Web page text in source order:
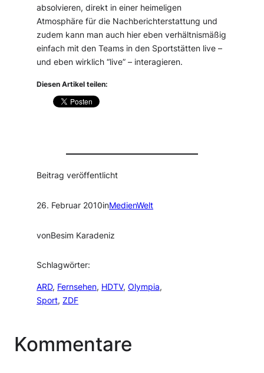
absolvieren, direkt in einer heimeligen
Atmosphäre für die Nachberichterstattung und
zudem kann man auch hier eben verhältnismäßig
einfach mit den Teams in den Sportstätten live –
und eben wirklich “live” – interagieren.
Diesen Artikel teilen:
Beitrag veröffentlicht
26. Februar 2010inMedienWelt
vonBesim Karadeniz
Schlagwörter:
ARD, Fernsehen, HDTV, Olympia
Sport, ZDF
Kommentare